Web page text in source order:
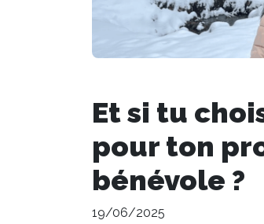
Et si tu
pour ton
bénévole ?
19/06/2025